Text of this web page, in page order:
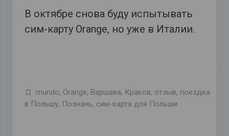
В октябре снова буду испытывать
сим-карту Orange, но уже в Италии.
mundo, Orange, Варшава, Краков, отзыв, поездка
в Польшу, Познань, сим-карта для Польши